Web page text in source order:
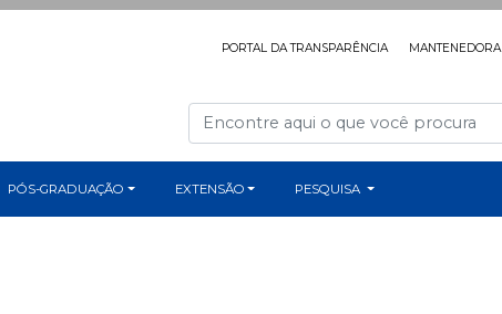
PORTAL DA TRANSPARÊNCIA MANTENEDORA
PÓS-GRADUAÇÃO EXTENSÃO PESQUISA